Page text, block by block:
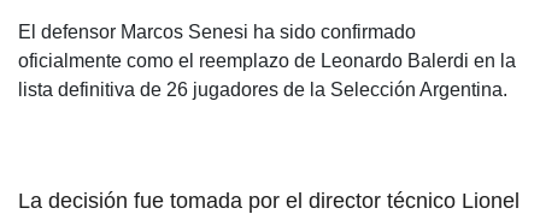
El defensor Marcos Senesi ha sido confirmado
oficialmente como el reemplazo de Leonardo Balerdi en la
lista definitiva de 26 jugadores de la Selección Argentina.
La decisión fue tomada por el director técnico Lionel